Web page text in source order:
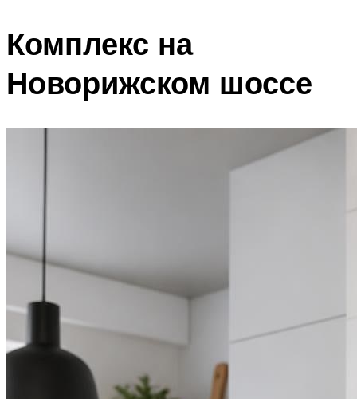
Комплекс на
Новорижском шоссе